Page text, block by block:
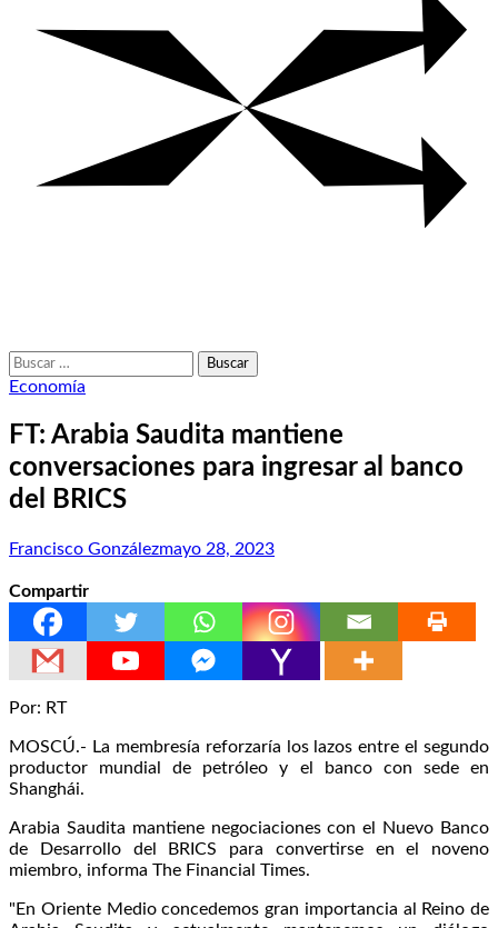
Buscar:
Economía
FT: Arabia Saudita mantiene
conversaciones para ingresar al banco
del BRICS
Francisco Gonzálezmayo 28, 2023
Compartir
Por: RT
MOSCÚ.- La membresía reforzaría los lazos entre el segundo
productor mundial de petróleo y el banco con sede en
Shanghái.
Arabia Saudita mantiene negociaciones con el Nuevo Banco
de Desarrollo del BRICS para convertirse en el noveno
miembro, informa The Financial Times.
"En Oriente Medio concedemos gran importancia al Reino de